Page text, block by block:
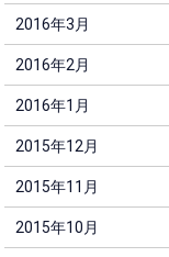
2016年3月
2016年2月
2016年1月
2015年12月
2015年11月
2015年10月